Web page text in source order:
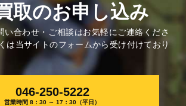
取のお申し込み
い合わせ・ご相談はお気軽にご連絡くださ
は当サイトのフォームから受け付けており
046-250-5222
営業時間 8：30 ～ 17：30（平日）